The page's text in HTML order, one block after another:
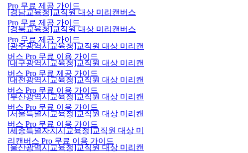
Pro 무료 제공 가이드
[경남교육청]교직원 대상 미리캔버스
Pro 무료 제공 가이드
[경북교육청]교직원 대상 미리캔버스
Pro 무료 제공 가이드
[광주광역시교육청]교직원 대상 미리캔
버스 Pro 무료 이용 가이드
[대구광역시교육청]교직원 대상 미리캔
버스 Pro 무료 제공 가이드
[대전광역시교육청]교직원 대상 미리캔
버스 Pro 무료 이용 가이드
[부산광역시교육청]교직원 대상 미리캔
버스 Pro 무료 이용 가이드
[서울특별시교육청]교직원 대상 미리캔
버스 Pro 무료 이용 가이드
[세종특별자치시교육청]교직원 대상 미
리캔버스 Pro 무료 이용 가이드
[울산광역시교육청]교직원 대상 미리캔